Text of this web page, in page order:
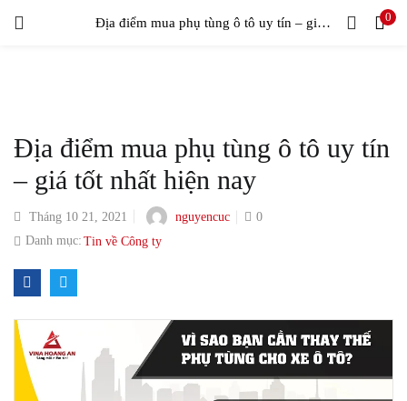
Địa điểm mua phụ tùng ô tô uy tín – giá tốt nhất hiện nay 0
Địa điểm mua phụ tùng ô tô uy tín
– giá tốt nhất hiện nay
Tháng 10 21, 2021 nguyencuc
0
Danh mục: Tin về Công ty
LOGIN
Remember me